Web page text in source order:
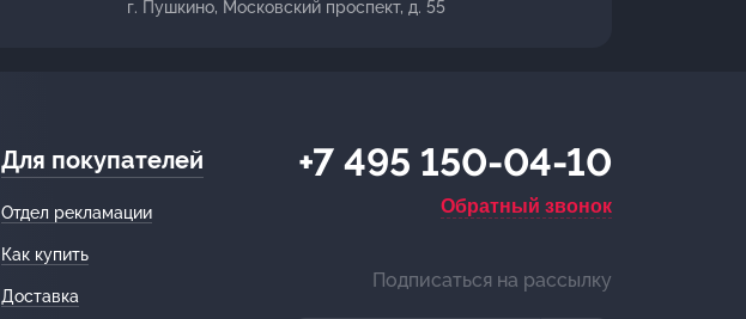
г. Пушкино, Московский проспект, д. 55
Для покупателей
Отдел рекламации
Как купить
Доставка
+7 495 150-04-10
Обратный звонок
Подписаться на рассылку